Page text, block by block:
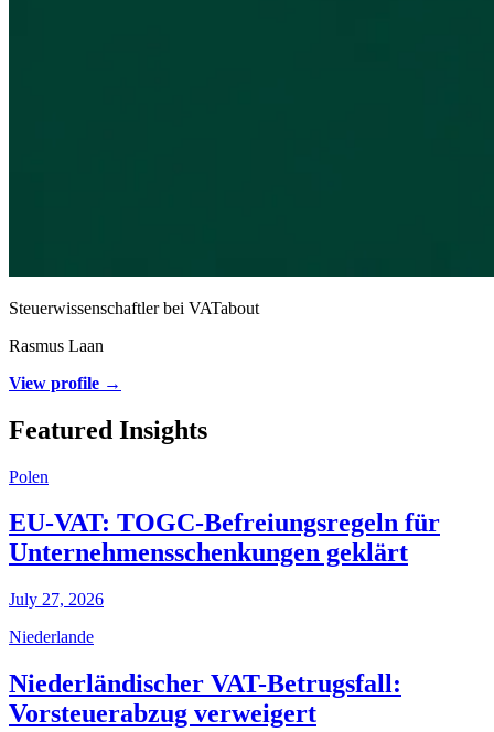
Steuerwissenschaftler bei VATabout
Rasmus Laan
View profile →
Featured Insights
Polen
EU-VAT: TOGC-Befreiungsregeln für
Unternehmensschenkungen geklärt
July 27, 2026
Niederlande
Niederländischer VAT-Betrugsfall:
Vorsteuerabzug verweigert